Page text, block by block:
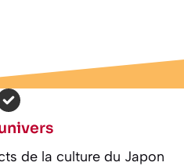
de la culture du Japon